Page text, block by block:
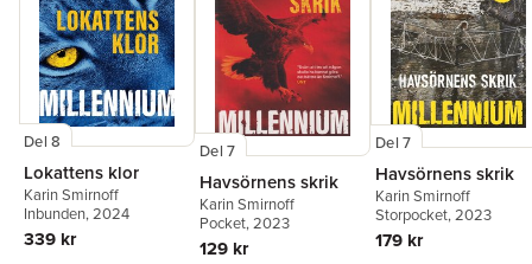
Del 8
Lokattens klor
Karin Smirnoff
Inbunden, 2024
339 kr
Del 7
Havsörnens skrik
Karin Smirnoff
Pocket, 2023
129 kr
Del 7
Havsörnens skrik
Karin Smirnoff
Storpocket, 2023
179 kr